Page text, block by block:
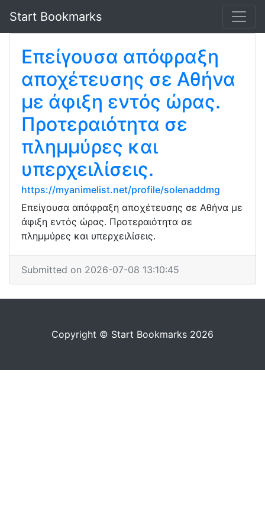
Start Bookmarks
Επείγουσα απόφραξη
αποχέτευσης σε Αθήνα
με άφιξη εντός ώρας.
Προτεραιότητα σε
πλημμύρες και
υπερχειλίσεις.
https://myanimelist.net/profile/solenaddmg
Επείγουσα απόφραξη αποχέτευσης σε Αθήνα με
άφιξη εντός ώρας. Προτεραιότητα σε
πλημμύρες και υπερχειλίσεις.
Submitted on 2026-07-08 13:10:45
Copyright © Start Bookmarks 2026